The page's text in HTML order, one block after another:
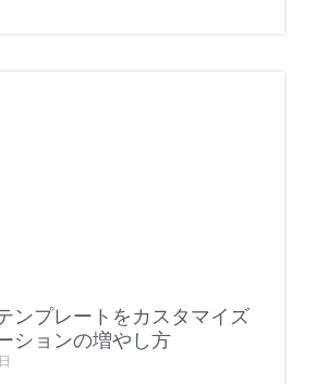
ンプレートをカスタマイズ
ションの増やし方